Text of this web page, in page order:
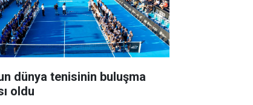
dünya tenisinin buluşma
oldu